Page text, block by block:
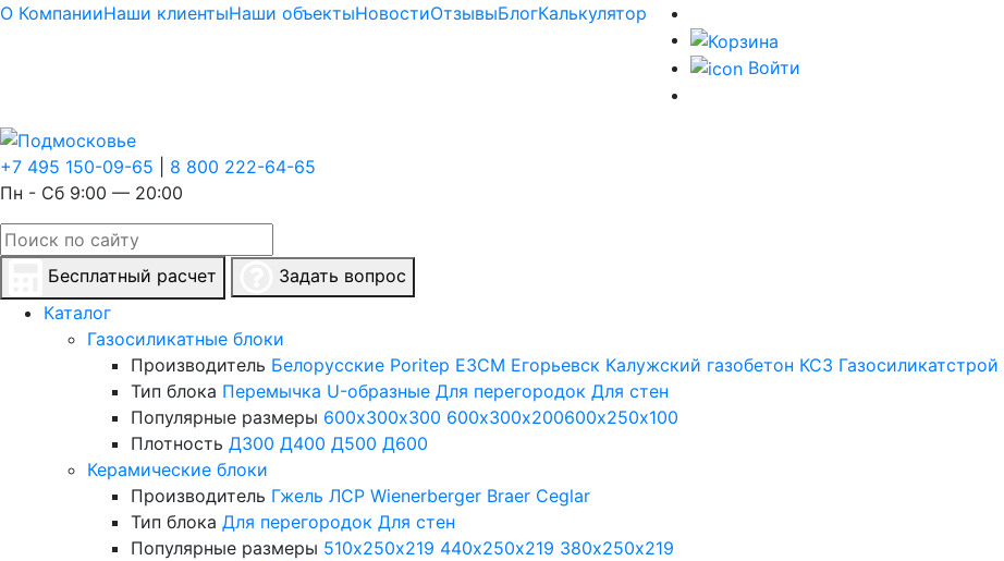
О КомпанииНаши клиентыНаши объектыНовостиОтзывыБлогКалькулятор
Войти
+7 495 150-09-65
8 800 222-64-65
Пн - Сб 9:00 — 20:00
Бесплатный расчет
Задать вопрос
Каталог
Газосиликатные блоки
Производитель Белорусские Poritep ЕЗСМ Егорьевск Калужский газобетон КСЗ Газосиликатстрой
Тип блока Перемычка U-образные Для перегородок Для стен
Популярные размеры 600х300х300 600х300х200600х250х100
Плотность Д300 Д400 Д500 Д600
Керамические блоки
Производитель Гжель ЛСР Wienerberger Braer Ceglar
Тип блока Для перегородок Для стен
Популярные размеры 510х250х219 440х250х219 380х250х219